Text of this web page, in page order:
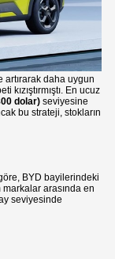
artırarak daha uygun
kızıştırmıştı. En ucuz
dolar) seviyesine
bu strateji, stokların
BYD bayilerindeki
arasında en
seviyesinde